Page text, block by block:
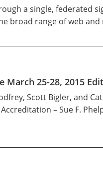
a single, federated
broad range of web
March 25-28, 2015
Scott Bigler, and
– Sue F.